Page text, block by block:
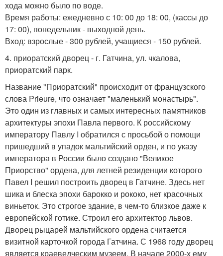
хода можно было по воде.
Время работы: ежедневно с 10: 00 до 18: 00, (кассы до
17: 00), понедельник - выходной день.
Вход: взрослые - 300 рублей, учащиеся - 150 рублей.
4. приоратский дворец - г. Гатчина, ул. чкалова,
приоратский парк.
Название "Приоратский" происходит от французского
слова Prieure, что означает "маленький монастырь".
Это один из главных и самых интересных памятников
архитектуры эпохи Павла первого. К российскому
императору Павлу I обратился с просьбой о помощи
пришедший в упадок мальтийский орден, и по указу
императора в России было создано "Великое
Приорство" ордена, для летней резиденции которого
Павел I решил построить дворец в Гатчине. Здесь нет
шика и блеска эпохи барокко и рококо, нет красочных
виньеток. Это строгое здание, в чем-то близкое даже к
европейской готике. Строил его архитектор львов.
Дворец рыцарей мальтийского ордена считается
визитной карточкой города Гатчина. С 1968 году дворец
является краеведческим музеем. В начале 2000-х ему